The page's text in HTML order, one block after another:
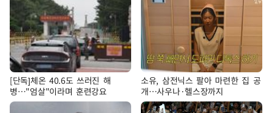
[단독]체온 40.6도 쓰러진 해
병…"엄살"이라며 훈련강요
소유, 삼전닉스 팔아 마련한 집 공
개…사우나·헬스장까지